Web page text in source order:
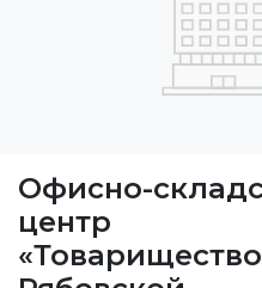
Офисно-
Рябовской
Мануфактуры,
Москва, Холодильный